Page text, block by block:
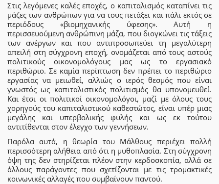
Στις λεγόμενες καλές εποχές, ο καπιταλισμός καταπίνει τις
μάζες των ανθρώπων για να τους πετάξει και πάλι εκτός σε
περιόδους «βιομηχανικής ύφεσης». Αυτή η
περισσευούμενη ανθρώπινη μάζα, που διογκώνει τις τάξεις
των ανέργων και που αντιπροσωπεύει τη μεγαλύτερη
απειλή στη σύγχρονη εποχή, ονομάζεται από τους αστούς
πολιτικούς οικονομολόγους μας ως το εργασιακό
περιθώριο. Σε καμία περίπτωση δεν πρέπει το περιθώριο
εργασίας να μειωθεί, αλλιώς ο ιερός θεσμός που είναι
γνωστός ως καπιταλιστικός πολιτισμός θα υπονομευθεί.
Και έτσι οι πολιτικοί οικονομολόγοι, μαζί με όλους τους
χορηγούς του καπιταλιστικού καθεστώτος, είναι υπέρ μιας
μεγάλης και υπερβολικής φυλής και ως εκ τούτου
αντιτίθενται στον έλεγχο των γεννήσεων.
Παρόλα αυτά, η θεωρία του Μάλθους περιέχει πολλή
περισσότερη αλήθεια από ότι η μυθοπλασία. Στη σύγχρονη
όψη της δεν στηρίζεται πλέον στην κερδοσκοπία, αλλά σε
άλλους παράγοντες που σχετίζονται με τις τρομακτικές
κοινωνικές αλλαγές που συμβαίνουν παντού.